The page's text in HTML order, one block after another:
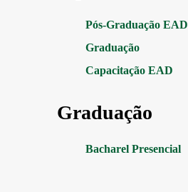
Pós-Graduação EAD
Graduação
Capacitação EAD
Graduação
Bacharel Presencial